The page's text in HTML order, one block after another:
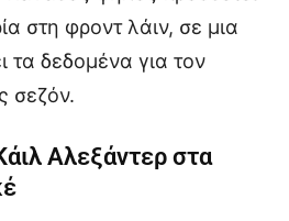
στη φροντ λάιν, σε μια
τα δεδομένα για τον
σεζόν.
Αλεξάντερ στα